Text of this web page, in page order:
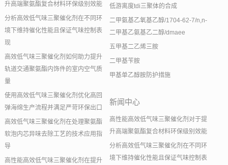
升高端聚氨酯复合材料环保级别效能
分析高效低气味三聚催化剂在不同环
境下维持催化性能且保证气味控制表
现
高效低气味三聚催化剂如何助力提升
轨道交通聚氨酯内饰件的室内空气质
量
使用高效低气味三聚催化剂优化高回
弹海绵生产流程并满足严苛环保出口
高效低气味三聚催化剂在处理聚氨酯
软泡内芯异味去除工艺的技术应用指
导
高性能高效低气味三聚催化剂在提升
低游离度tdi三聚体的合成
二甲氨基乙氧基乙醇/1704-62-7/n,n-
二甲基乙氨基乙二醇/dmaee
五甲基二乙烯三胺
二甲基苄胺
甲基单乙醇胺防护措施
新闻中心
高性能高效低气味三聚催化剂对于提
升高端聚氨酯复合材料环保级别效能
分析高效低气味三聚催化剂在不同环
境下维持催化性能且保证气味控制表